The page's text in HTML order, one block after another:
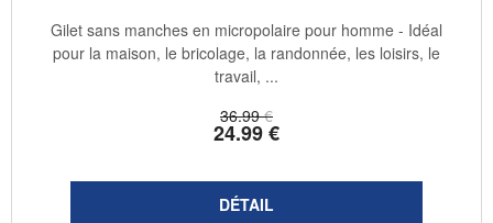
36.99 €
24.99€
Gilet sans manches en micropolaire pour homme - Idéal
pour la maison, le bricolage, la randonnée, les loisirs, le
travail, ...